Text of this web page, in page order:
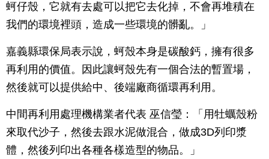
蚵仔殼，它就有去處可以把它去化掉，不會再堆積在
我們的環境裡頭，造成一些環境的髒亂。」
嘉義縣環保局表示說，蚵殼本身是碳酸鈣，擁有很多
再利用的價值。因此讓蚵殼先有一個合法的暫置場，
然後就可以提供給中、後端廠商循環再利用。
中間再利用處理機構業者代表 巫信瑩：「用牡蠣殼粉
來取代沙子，然後去跟水泥做混合，做成3D列印漿
體，然後列印出各種各樣造型的物品。」